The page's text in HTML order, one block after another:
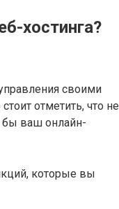
хостинга?
своими
отметить, что не
бы ваш онлайн-
которые вы